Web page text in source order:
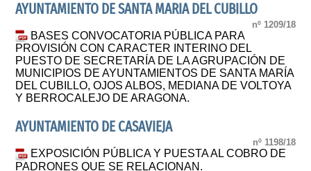
AYUNTAMIENTO DE SANTA MARIA DEL CUBILLO
nº 1209/18
BASES CONVOCATORIA PÚBLICA PARA
PROVISIÓN CON CARACTER INTERINO DEL
PUESTO DE SECRETARÍA DE LA AGRUPACIÓN DE
MUNICIPIOS DE AYUNTAMIENTOS DE SANTA MARÍA
DEL CUBILLO, OJOS ALBOS, MEDIANA DE VOLTOYA
Y BERROCALEJO DE ARAGONA.
AYUNTAMIENTO DE CASAVIEJA
nº 1198/18
EXPOSICIÓN PÚBLICA Y PUESTA AL COBRO DE
PADRONES QUE SE RELACIONAN.